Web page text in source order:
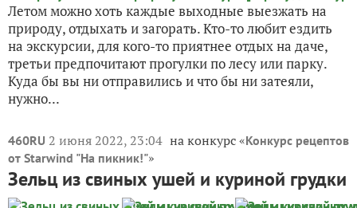
Летом можно хоть каждые выходные выезжать на
природу, отдыхать и загорать. Кто-то любит ездить
на экскурсии, для кого-то приятнее отдых на даче,
третьи предпочитают прогулки по лесу или парку.
Куда бы вы ни отправились и что бы ни затеяли,
нужно...
460RU 2 июня 2022, 23:04 на конкурс «Конкурс рецептов
от Starwind "На пикник!"»
Зельц из свиных ушей и куриной грудки